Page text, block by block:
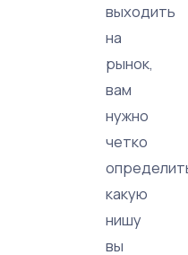
выходить
на
рынок,
вам
нужно
четко
какую
нишу
вы